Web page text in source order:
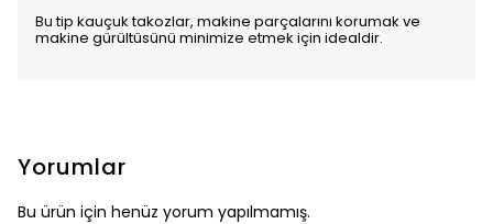
Bu tip kauçuk takozlar, makine parçalarını korumak ve
makine gürültüsünü minimize etmek için idealdir.
Yorumlar
Bu ürün için henüz yorum yapılmamış.